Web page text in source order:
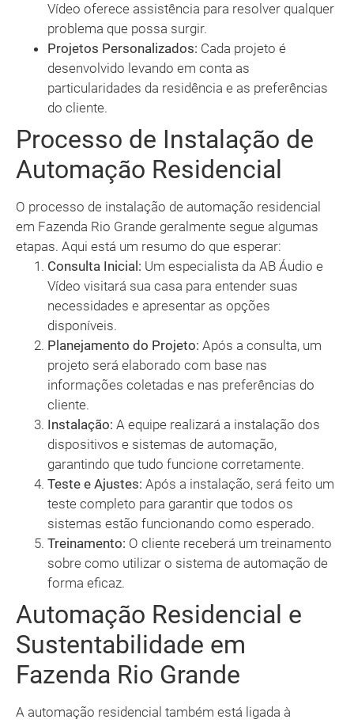
Vídeo oferece assistência para resolver qualquer
problema que possa surgir.
Projetos Personalizados: Cada projeto é
desenvolvido levando em conta as
particularidades da residência e as preferências
do cliente.
Processo de Instalação de
Automação Residencial
O processo de instalação de automação residencial
em Fazenda Rio Grande geralmente segue algumas
etapas. Aqui está um resumo do que esperar:
Consulta Inicial: Um especialista da AB Áudio e
Vídeo visitará sua casa para entender suas
necessidades e apresentar as opções
disponíveis.
Planejamento do Projeto: Após a consulta, um
projeto será elaborado com base nas
informações coletadas e nas preferências do
cliente.
Instalação: A equipe realizará a instalação dos
dispositivos e sistemas de automação,
garantindo que tudo funcione corretamente.
Teste e Ajustes: Após a instalação, será feito um
teste completo para garantir que todos os
sistemas estão funcionando como esperado.
Treinamento: O cliente receberá um treinamento
sobre como utilizar o sistema de automação de
forma eficaz.
Automação Residencial e
Sustentabilidade em
Fazenda Rio Grande
A automação residencial também está ligada à